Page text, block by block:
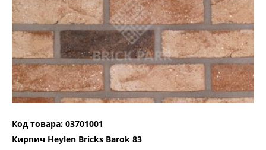
Код товара: 03701001
Кирпич Heylen Bricks Barok 83